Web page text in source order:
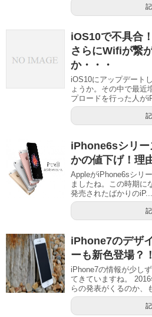
iOS10で不具合
さらにWifiが繋
か・・・
iOS10にアップデート
ょうか。その中で最近
プロードを行った人が
iPhone6sシリ
かの値下げ！理
AppleがiPhone6sシリ
ましたね。この時期に
発売されたばかりのiP...
iPhone7のデザ
ーも新色登場？！
iPhone7の情報が少し
てきていますね。
らの発表がくるのか、